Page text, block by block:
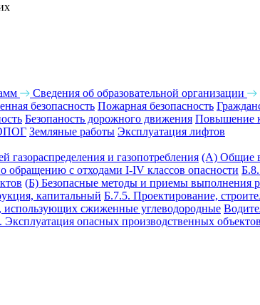
Сведения об образовательной организации
безопасность Пожарная безопасность
Безопаность дорожного движения Повышение
Земляные работы Эксплуатация лифтов
газораспределения и газопотребления (А) Общие
обращению с отходами I-IV классов опасности
(Б) Безопасные методы и приемы выполнения
капитальный Б.7.5. Проектирование,
использующих сжиженные углеводородные
Эксплуатация опасных производственных